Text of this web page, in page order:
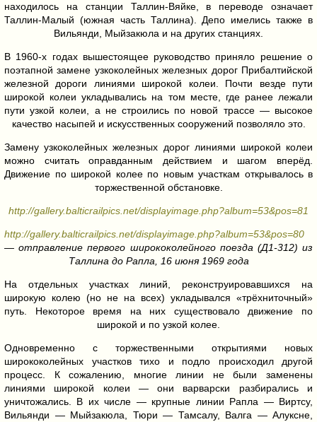
находилось на станции Таллин-Вяйке, в переводе означает
Таллин-Малый (южная часть Таллина). Депо имелись также в
Вильянди, Мыйзакюла и на других станциях.
В 1960-х годах вышестоящее руководство приняло решение о
поэтапной замене узкоколейных железных дорог Прибалтийской
железной дороги линиями широкой колеи. Почти везде пути
широкой колеи укладывались на том месте, где ранее лежали
пути узкой колеи, а не строились по новой трассе — высокое
качество насыпей и искусственных сооружений позволяло это.
Замену узкоколейных железных дорог линиями широкой колеи
можно считать оправданным действием и шагом вперёд.
Движение по широкой колее по новым участкам открывалось в
торжественной обстановке.
http://gallery.balticrailpics.net/displayimage.php?album=53&pos=81
http://gallery.balticrailpics.net/displayimage.php?album=53&pos=80
— отправление первого ширококолейного поезда (Д1-312) из
Таллина до Рапла, 16 июня 1969 года
На отдельных участках линий, реконструировавшихся на
широкую колею (но не на всех) укладывался «трёхниточный»
путь. Некоторое время на них существовало движение по
широкой и по узкой колее.
Одновременно с торжественными открытиями новых
ширококолейных участков тихо и подло происходил другой
процесс. К сожалению, многие линии не были заменены
линиями широкой колеи — они варварски разбирались и
уничтожались. В их числе — крупные линии Рапла — Виртсу,
Вильянди — Мыйзакюла, Тюри — Тамсалу, Валга — Алуксне,